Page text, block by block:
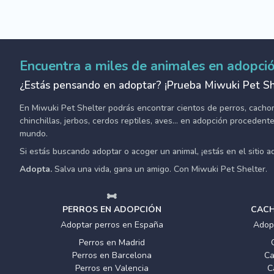
Encuentra a miles de animales en
¿Estás pensando en adoptar? ¡Prueba Miwuki Pet
En Miwuki Pet Shelter podrás encontrar cientos de perros,
chinchillas, jerbos, cerdos reptiles, aves... en adopción
mundo.
Si estás buscando adoptar o acoger un animal, ¡estás en el sitio
Adopta. Salva una vida, gana un amigo. Con Miwuki Pet Shelter.
PERROS EN ADOPCIÓN
Adoptar perros en España
Perros en Madrid
Perros en Barcelona
Perros en Valencia